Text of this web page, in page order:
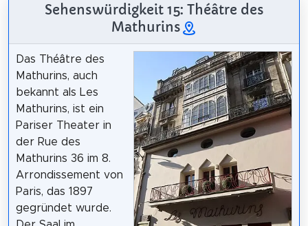
Sehenswürdigkeit 15: Théâtre des
Mathurins
Das Théâtre des
Mathurins, auch
bekannt als Les
Mathurins, ist ein
Pariser Theater in
der Rue des
Mathurins 36 im 8.
Arrondissement von
Paris, das 1897
gegründet wurde.